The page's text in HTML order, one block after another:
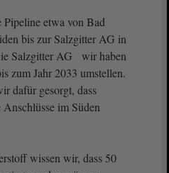
etwa von Bad
bis zur Salzgitter AG in
Salzgitter AG wir haben
zum Jahr 2033 umstellen.
dafür gesorgt, dass
im Süden
wissen wir, dass 50